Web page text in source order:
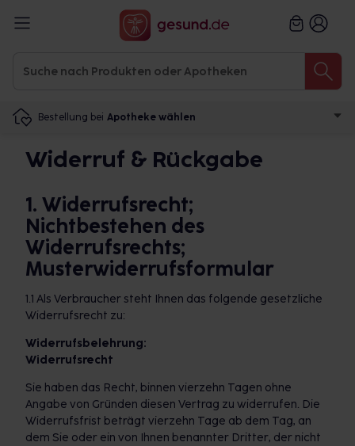
Bestellung bei Apotheke wählen
Widerruf & Rückgabe
1. Widerrufsrecht;
Nichtbestehen des
Widerrufsrechts;
Musterwiderrufsformular
1.1 Als Verbraucher steht Ihnen das folgende gesetzliche
Widerrufsrecht zu:
Widerrufsbelehrung:
Widerrufsrecht
Sie haben das Recht, binnen vierzehn Tagen ohne
Angabe von Gründen diesen Vertrag zu widerrufen. Die
Widerrufsfrist beträgt vierzehn Tage ab dem Tag, an
dem Sie oder ein von Ihnen benannter Dritter, der nicht